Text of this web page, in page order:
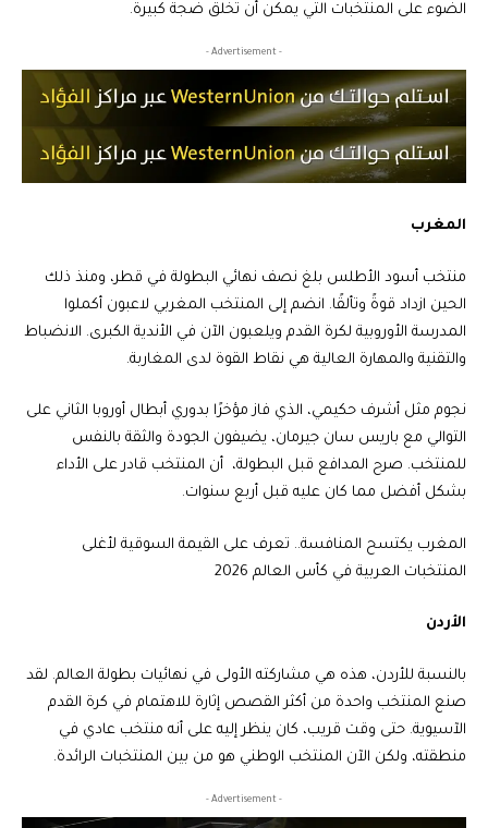
الضوء على المنتخبات التي يمكن أن تخلق ضجة كبيرة.
- Advertisement -
المغرب
منتخب أسود الأطلس بلغ نصف نهائي البطولة في قطر، ومنذ ذلك
الحين ازداد قوةً وتألقًا. انضم إلى المنتخب المغربي لاعبون أكملوا
المدرسة الأوروبية لكرة القدم ويلعبون الآن في الأندية الكبرى. الانضباط
والتقنية والمهارة العالية هي نقاط القوة لدى المغاربة.
نجوم مثل أشرف حكيمي، الذي فاز مؤخرًا بدوري أبطال أوروبا الثاني على
التوالي مع باريس سان جيرمان، يضيفون الجودة والثقة بالنفس
للمنتخب. صرح المدافع قبل البطولة، أن المنتخب قادر على الأداء
بشكل أفضل مما كان عليه قبل أربع سنوات.
المغرب يكتسح المنافسة.. تعرف على القيمة السوقية لأغلى
المنتخبات العربية في كأس العالم 2026
الأردن
بالنسبة للأردن، هذه هي مشاركته الأولى في نهائيات بطولة العالم. لقد
صنع المنتخب واحدة من أكثر القصص إثارة للاهتمام في كرة القدم
الآسيوية. حتى وقت قريب، كان ينظر إليه على أنه منتخب عادي في
منطقته، ولكن الآن المنتخب الوطني هو من بين المنتخبات الرائدة.
- Advertisement -